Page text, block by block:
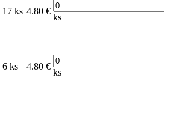
17 ks 4.80 €
ks
6 ks 4.80 €
ks